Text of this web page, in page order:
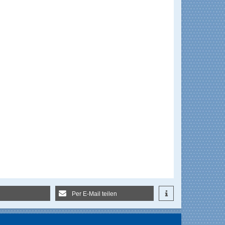
Per E-Mail teilen